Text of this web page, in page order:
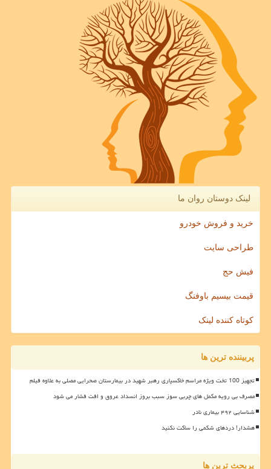
لینک دوستان روان ما
خرید و فروش خودرو
طراحی سایت
فیش حج
قیمت بیسیم باوفنگ
کوتاه کننده لینک
پربیننده ترین ها
تجهیز 100 تخت ویژه مراسم خاکسپاری رهبر شهید در بیمارستان صحرایی مصلی به علاوه فیلم
مصرف بی رویه مکمل های چربی سوز سبب بروز انسداد عروق و افت فشار می شود
شناسایی ۴۹۲ بیماری نادر
هشدار! دردهای شکمی را ساکت نکنید
پربحث ترین ها